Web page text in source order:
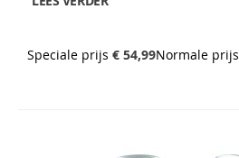
Speciale prijs € 54,99Normale prijs